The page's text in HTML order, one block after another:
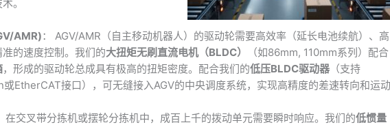
。
AMR)： AGV/AMR（自主移动机器人）的驱动轮需要高效率（延长电池续航）、高
的速度控制。我们的大扭矩无刷直流电机（BLDC）
（如86mm, 110mm系列）配合
，形成的驱动轮总成具有极高的扭矩密度。配合我们的低压BLDC驱动器 （支持
EtherCAT接口），可无缝接入AGV的中央调度系统，实现高精度的差速转向和运动
在交叉带分拣机或摆轮分拣机中，成百上千的拨动单元需要瞬时响应。我们的低惯量